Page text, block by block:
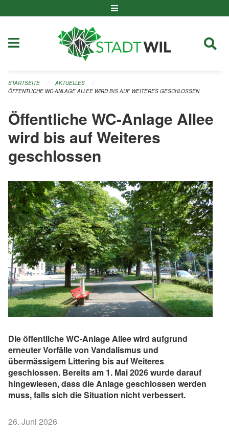
STARTSEITE
AKTUELLES
ÖFFENTLICHE WC-ANLAGE ALLEE WIRD BIS AUF WEITERES GESCHLOSSEN
Öffentliche WC-Anlage Allee
wird bis auf Weiteres
geschlossen
Die öffentliche WC-Anlage Allee wird aufgrund
erneuter Vorfälle von Vandalismus und
übermässigem Littering bis auf Weiteres
geschlossen. Bereits am 1. Mai 2026 wurde darauf
hingewiesen, dass die Anlage geschlossen werden
muss, falls sich die Situation nicht verbessert.
26. Juni 2026